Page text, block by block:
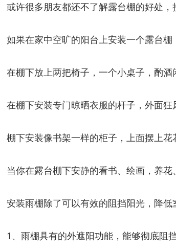
或许很多朋友都还不了解露台棚的好处
如果在家中空旷的阳台上安装一个露台棚
在棚下放上两把椅子，一个小桌子，酌酒
在棚下安装专门晾晒衣服的杆子，外面狂
棚下安装像书架一样的柜子，上面摆上
当你在露台棚下安静的看书、绘画，养
安装雨棚除了可以有效的阻挡阳光，降
1、雨棚具有的外遮阳功能，能够彻底阻